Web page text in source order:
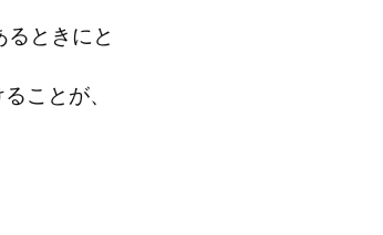
ときにと
ことが、